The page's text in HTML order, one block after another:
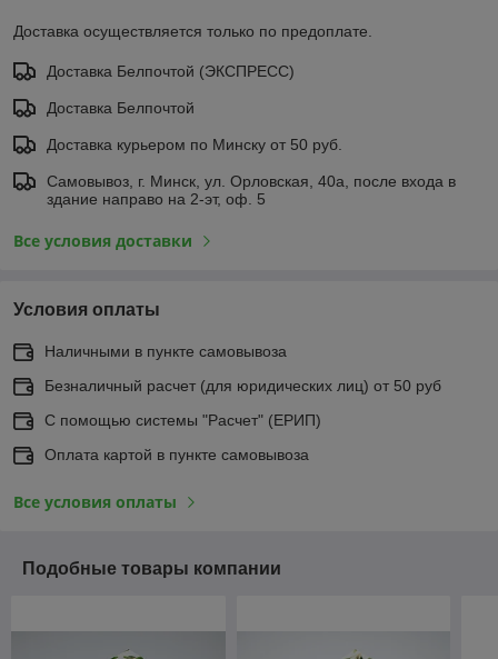
Доставка осуществляется только по предоплате.
Доставка Белпочтой (ЭКСПРЕСС)
Доставка Белпочтой
Доставка курьером по Минску от 50 руб.
Самовывоз, г. Минск, ул. Орловская, 40а, после входа в
здание направо на 2-эт, оф. 5
Все условия доставки
Условия оплаты
Наличными в пункте самовывоза
Безналичный расчет (для юридических лиц) от 50 руб
С помощью системы "Расчет" (ЕРИП)
Оплата картой в пункте самовывоза
Все условия оплаты
Подобные товары компании